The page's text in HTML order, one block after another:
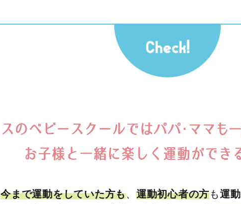
今まで運動をしていた方も、 運動初心者の方も運動